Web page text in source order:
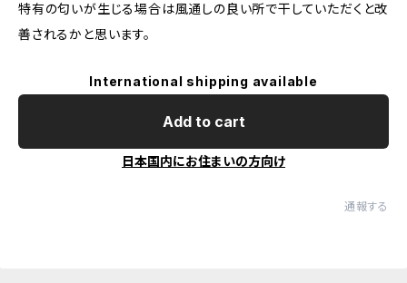
特有の匂いが生じる場合は風通しの良い所で干していただくと改
善されるかと思います。
International shipping available
Add to cart
日本国内にお住まいの方向け
通報する